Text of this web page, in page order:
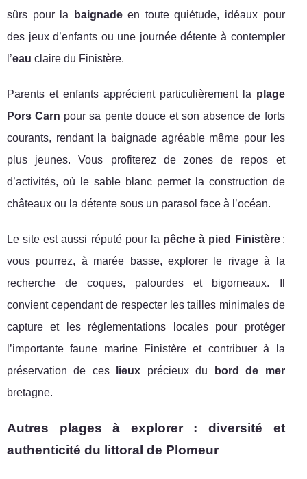
sûrs pour la
baignadeen toute quiétude, idéaux pour
des jeux d’enfants ou une journée détente à contempler
l’eau claire du Finistère.
Parents et enfants apprécient particulièrement la plage
Pors Carn pour sa pente douce et son absence de forts
courants, rendant la baignade agréable même pour les
plus jeunes. Vous profiterez de zones de repos et
d’activités, où le sable blanc permet la construction de
châteaux ou la détente sous un parasol face à l’océan.
Le site est aussi réputé pour la pêche à pied Finistère:
vous pourrez, à marée basse, explorer le rivage à la
recherche de coques, palourdes et bigorneaux. Il
convient cependant de respecter les tailles minimales de
capture et les réglementations locales pour protéger
l’importante faune marine Finistère et contribuer à la
préservation de ces
lieux précieux du
bord de mer
bretagne.
Autres plages à explorer : diversité et
authenticité du littoral de Plomeur